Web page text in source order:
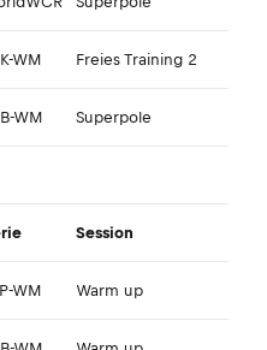
WM Freies Training 2
WM Superpole
Session
WM Warm up